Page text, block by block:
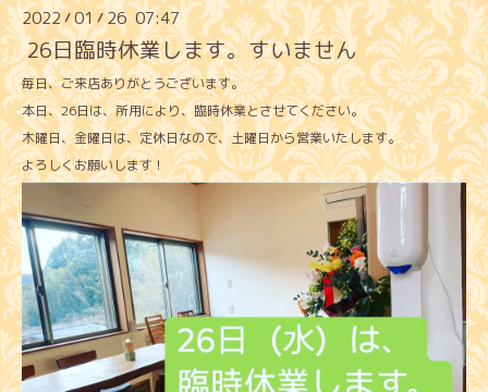
2022/01/26 07:47
26日臨時休業します。すいません
毎日、ご来店ありがとうございます。
本日、26日は、所用により、臨時休業とさせてください。
木曜日、金曜日は、定休日なので、土曜日から営業いたします。
よろしくお願いします！